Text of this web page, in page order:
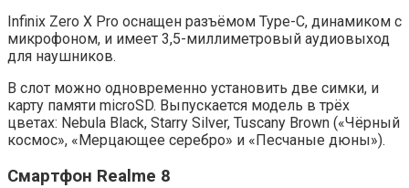
Infinix Zero X Pro оснащен разъёмом Type-C, динамиком с
микрофоном, и имеет 3,5-миллиметровый аудиовыход
для наушников.
В слот можно одновременно установить две симки, и
карту памяти microSD. Выпускается модель в трёх
цветах: Nebula Black, Starry Silver, Tuscany Brown («Чёрный
космос», «Мерцающее серебро» и «Песчаные дюны»).
Смартфон Realme 8